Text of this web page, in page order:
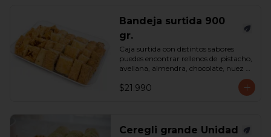
Bandeja surtida 900
gr.
Caja surtida con distintos sabores
puedes encontrar rellenos de  pistacho,
avellana, almendra, chocolate, nuez y
*Surtido enviado sujeto a
$21.990
Ceregli grande Unidad